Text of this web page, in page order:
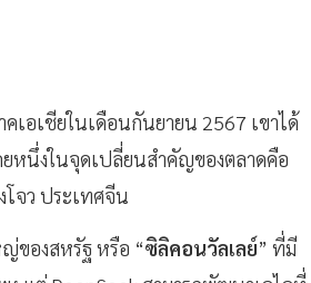
อเชียในเดือนกันยายน 2567 เขาได้
ยหนึ่งในจุดเปลี่ยนสำคัญของตลาดคือ
โจว ประเทศจีน
ของสหรัฐ หรือ “ซิลิคอนวัลเลย์” ที่มี